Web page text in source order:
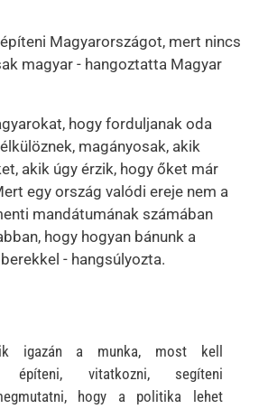
Magyarországot, mert nincs
magyar - hangoztatta Magyar
hogy forduljanak oda
magányosak, akik
akik úgy érzik, hogy őket már
egy ország valódi ereje nem a
mandátumának számában
hogy hogyan bánunk a
- hangsúlyozta.
igazán a munka, most kell
építeni, vitatkozni, segíteni
hogy a politika lehet